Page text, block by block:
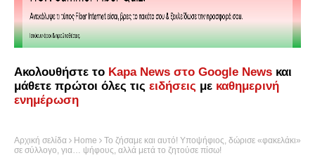
Ακολουθήστε το Kapa News στο Google News και
μάθετε πρώτοι όλες τις ειδήσεις με καθημερινή
ενημέρωση
Αρχική σελίδα Home
Το ζήσαμε και αυτό! Υποψήφιος, δώρισε «φακελάκι»
σε σύλλογο, για… ψήφους, αλλά μετά το ζητούσε πίσω!